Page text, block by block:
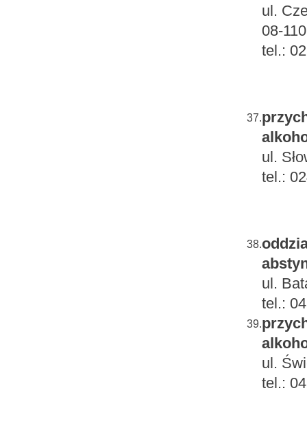
ul.
08-
tel.:
37.
ul.
tel.:
38.
ul.
tel.:
39.
ul.
tel.: